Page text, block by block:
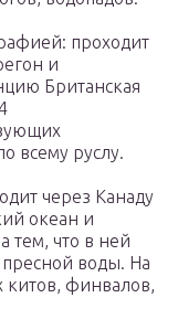
проходит
и
Британская
всему руслу.
через Канаду
океан и
тем, что в ней
пресной воды. На
китов, финвалов,